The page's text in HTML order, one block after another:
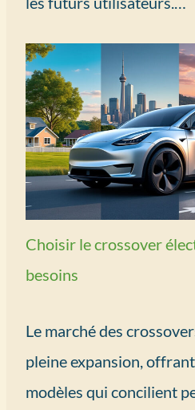
Choisir le crossover
besoins
Le marché des
pleine expansion,
modèles qui concilient